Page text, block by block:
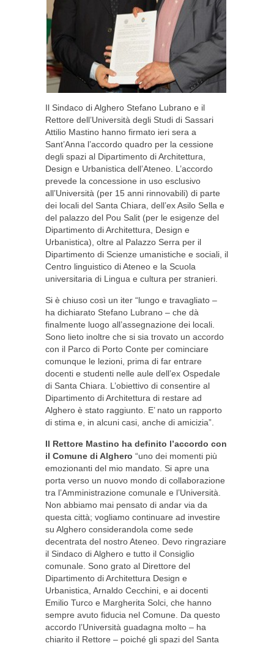
Il Sindaco di Alghero Stefano Lubrano e il
Rettore dell’Università degli Studi di Sassari
Attilio Mastino hanno firmato ieri sera a
Sant’Anna l’accordo quadro per la cessione
degli spazi al Dipartimento di Architettura,
Design e Urbanistica dell’Ateneo. L’accordo
prevede la concessione in uso esclusivo
all’Università (per 15 anni rinnovabili) di parte
dei locali del Santa Chiara, dell’ex Asilo Sella e
del palazzo del Pou Salit (per le esigenze del
Dipartimento di Architettura, Design e
Urbanistica), oltre al Palazzo Serra per il
Dipartimento di Scienze umanistiche e sociali, il
Centro linguistico di Ateneo e la Scuola
universitaria di Lingua e cultura per stranieri.
Si è chiuso così un iter “lungo e travagliato –
ha dichiarato Stefano Lubrano – che dà
finalmente luogo all’assegnazione dei locali.
Sono lieto inoltre che si sia trovato un accordo
con il Parco di Porto Conte per cominciare
comunque le lezioni, prima di far entrare
docenti e studenti nelle aule dell’ex Ospedale
di Santa Chiara. L’obiettivo di consentire al
Dipartimento di Architettura di restare ad
Alghero è stato raggiunto. E’ nato un rapporto
di stima e, in alcuni casi, anche di amicizia”.
Il Rettore Mastino ha definito l’accordo con
il Comune di Alghero “uno dei momenti più
emozionanti del mio mandato. Si apre una
porta verso un nuovo mondo di collaborazione
tra l’Amministrazione comunale e l’Università.
Non abbiamo mai pensato di andar via da
questa città; vogliamo continuare ad investire
su Alghero considerandola come sede
decentrata del nostro Ateneo. Devo ringraziare
il Sindaco di Alghero e tutto il Consiglio
comunale. Sono grato al Direttore del
Dipartimento di Architettura Design e
Urbanistica, Arnaldo Cecchini, e ai docenti
Emilio Turco e Margherita Solci, che hanno
sempre avuto fiducia nel Comune. Da questo
accordo l’Università guadagna molto – ha
chiarito il Rettore – poiché gli spazi del Santa